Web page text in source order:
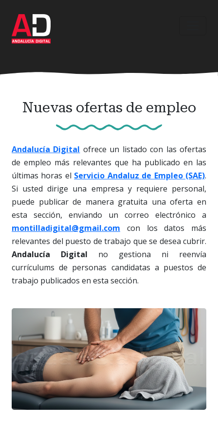
contenido
principal
Nuevas ofertas de empleo
Andalucía Digital ofrece un listado con las ofertas
de empleo más relevantes que ha publicado en las
últimas horas el Servicio Andaluz de Empleo (SAE).
Si usted dirige una empresa y requiere personal,
puede publicar de manera gratuita una oferta en
esta sección, enviando un correo electrónico a
montilladigital@gmail.com con los datos más
relevantes del puesto de trabajo que se desea cubrir.
Andalucía Digital no gestiona ni reenvía
currículums de personas candidatas a puestos de
trabajo publicados en esta sección.